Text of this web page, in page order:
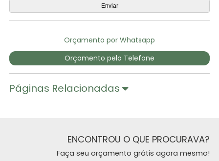
Orçamento por Whatsapp
Orçamento pelo Telefone
Páginas Relacionadas
ENCONTROU O QUE PROCURAVA?
Faça seu orçamento grátis agora mesmo!